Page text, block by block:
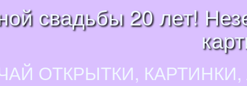
свадьбы 20 лет!
ОТКРЫТКИ,